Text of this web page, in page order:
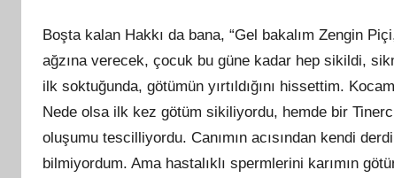
Boşta kalan Hakkı da bana, “Gel bakalım Zengin
ağzına verecek, çocuk bu güne kadar hep sikildi,
ilk soktuğunda, götümün yırtıldığını hissettim.
Nede olsa ilk kez götüm sikiliyordu, hemde bir
oluşumu tescilliyordu. Canımın acısından kendi
bilmiyordum. Ama hastalıklı spermlerini karımın